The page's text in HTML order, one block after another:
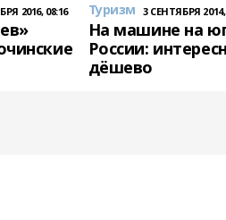
2016, 08:16 Туризм 3 СЕНТЯБРЯ 2014,
На машине на
России:
дёшево